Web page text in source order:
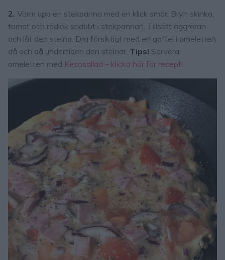
2. Värm upp en stekpanna med en klick smör. Bryn skinka,
tomat och rödlök snabbt i stekpannan. Tillsätt äggröran
och låt den stelna. Dra försiktigt med en gaffel i omeletten
då och då undertiden den stelnar. Tips! Servera
omeletten med Kesosallad – klicka här för recept!